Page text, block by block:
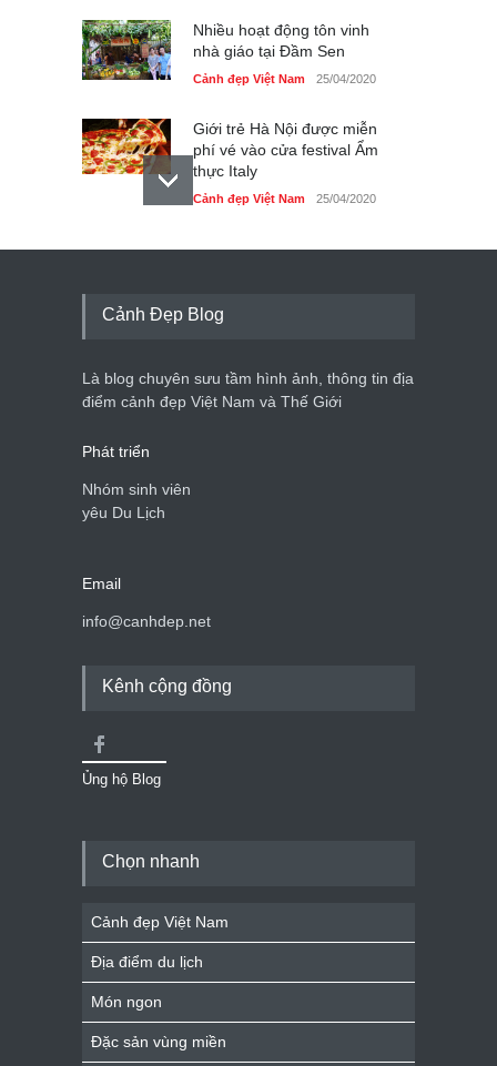
Nhiều hoạt động tôn vinh
nhà giáo tại Đầm Sen
Cảnh đẹp Việt Nam 25/04/2020
Giới trẻ Hà Nội được miễn
phí vé vào cửa festival Ẩm
thực Italy
Cảnh đẹp Việt Nam 25/04/2020
Tam giác mạch khoe sắc
du lịch quốc gia
Cảnh đẹp Việt Nam 24/04/2020
Cảnh Đẹp Blog
Là blog chuyên sưu tầm hình ảnh, thông tin địa
điểm cảnh đẹp Việt Nam và Thế Giới
Phát triển
Nhóm sinh viên
yêu Du Lịch
Email
info@canhdep.net
Kênh cộng đồng
Ủng hộ Blog
Chọn nhanh
Cảnh đẹp Việt Nam
Địa điểm du lịch
Món ngon
Đặc sản vùng miền